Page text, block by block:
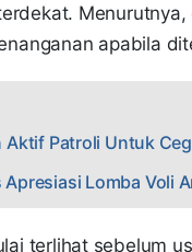
apabila
Patroli Untuk
Lomba Voli
terlihat sebelum